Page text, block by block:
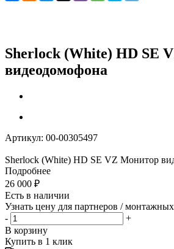
Sherlock (White) HD SE
видеодомофона
Артикул: 00-00305497
Sherlock (White) HD SE VZ Монитор
Подробнее
26 000 ₽
Есть в наличии
Узнать цену для партнеров /
-
+
В корзину
Купить в 1 клик